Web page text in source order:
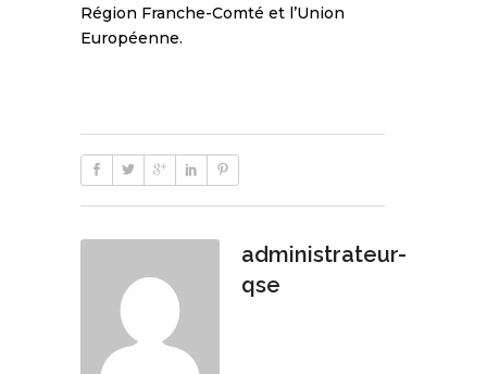
Région Franche-Comté et l’Union
Européenne.
administrateur-
qse